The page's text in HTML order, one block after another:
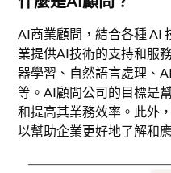
AI商業顧問，結合各種 AI
業提供AI技術的支持和服
器學習、自然語言處理、
等。AI顧問公司的目標是
和提高其業務效率。此外
以幫助企業更好地了解和